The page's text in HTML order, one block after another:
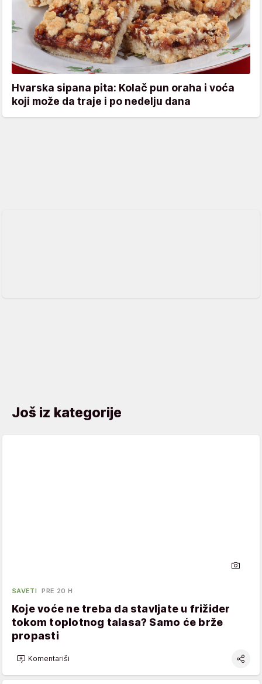
Hvarska sipana pita: Kolač pun oraha i voća
koji može da traje i po nedelju dana
Još iz kategorije
SAVETI PRE 20 H
Koje voće ne treba da stavljate u frižider
tokom toplotnog talasa? Samo će brže
propasti
Komentariši